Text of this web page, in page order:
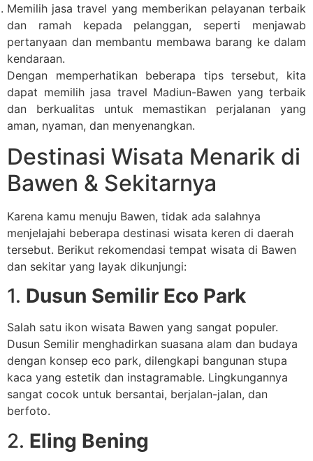
Memilih jasa travel yang memberikan pelayanan terbaik
dan ramah kepada pelanggan, seperti menjawab
pertanyaan dan membantu membawa barang ke dalam
kendaraan.
Dengan memperhatikan beberapa tips tersebut, kita
dapat memilih jasa travel Madiun-Bawen yang terbaik
dan berkualitas untuk memastikan perjalanan yang
aman, nyaman, dan menyenangkan.
Destinasi Wisata Menarik di
Bawen & Sekitarnya
Karena kamu menuju Bawen, tidak ada salahnya
menjelajahi beberapa destinasi wisata keren di daerah
tersebut. Berikut rekomendasi tempat wisata di Bawen
dan sekitar yang layak dikunjungi:
1. Dusun Semilir Eco Park
Salah satu ikon wisata Bawen yang sangat populer.
Dusun Semilir menghadirkan suasana alam dan budaya
dengan konsep eco park, dilengkapi bangunan stupa
kaca yang estetik dan instagramable. Lingkungannya
sangat cocok untuk bersantai, berjalan-jalan, dan
berfoto.
2. Eling Bening